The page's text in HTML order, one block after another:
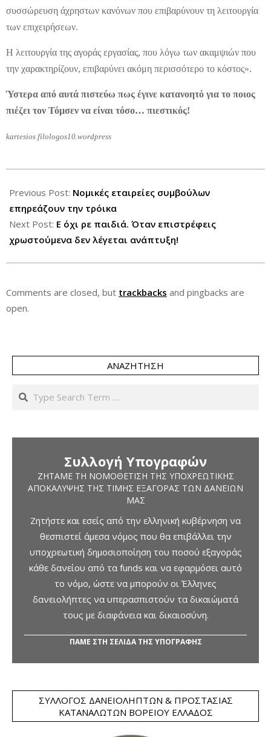
συσσώρευση άχρηστων κανόνων που επιβαρύνουν τη λειτουργία
των επιχειρήσεων.
Η λειτουργία της αγοράς εργασίας, που λόγω των ακαμψιών που
την χαρακτηρίζουν, επιβαρύνει ακόμη περισσότερο το κόστος».
Ύστερα από αυτά πιστεύω πως έγινε κατανοητό για το ποιος
πιέζει τον Τόμσεν να είναι τόσο… πιεστικός!
kartesios filologos10.wordpress
10-
17
Previous Post: Νομικές εταιρείες συμβούλων
επηρεάζουν την τρόικα
Next Post: Ε όχι ρε παιδιά. Όταν επιστρέφεις
χρωστούμενα δεν λέγεται ανάπτυξη!
Comments are closed, but trackbacks and pingbacks are
open.
ΑΝΑΖΉΤΗΣΗ
Search
Συλλογή Υπογραφών
ΖΗΤΆΜΕ ΤΗ ΝΟΜΟΘΈΤΙΣΗ ΤΗΣ ΥΠΟΧΡΕΩΤΙΚΉΣ
ΑΠΟΚΆΛΥΨΗΣ ΤΗΣ ΤΙΜΉΣ ΕΞΑΓΟΡΆΣ ΤΩΝ ΔΑΝΕΊΩΝ
ΜΑΣ
Ζητήστε και εσείς από την ελληνική κυβέρνηση να
θεσπιστεί άμεσα νόμος που θα επιβάλλει την
υποχρεωτική δημοσιοποίηση του ποσού εξαγοράς
κάθε δανείου από τα funds και να εφαρμόσει αυτό
το νόμο, ώστε να μπορούν οι Έλληνες
δανειολήπτες να υπερασπιστούν τα δικαιώματά
τους με διαφάνεια και δικαιοσύνη.
ΠΑΜΕ ΣΤΗ ΣΕΛΙΔΑ ΤΗΣ ΥΠΟΓΡΑΦΗΣ
ΣΎΛΛΟΓΟΣ ΔΑΝΕΙΟΛΗΠΤΏΝ & ΠΡΟΣΤΑΣΊΑΣ
ΚΑΤΑΝΑΛΩΤΏΝ ΒΟΡΕΊΟΥ ΕΛΛΆΔΟΣ